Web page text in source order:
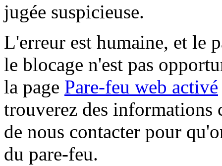
jugée suspicieuse.
L'erreur est humaine, et le
le blocage n'est pas
la page Pare-feu web activé
trouverez des informations
de nous contacter pour
du pare-feu.